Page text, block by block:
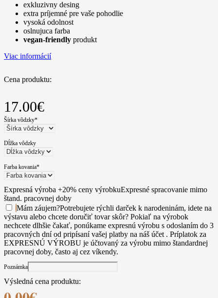
exkluzivny desing
extra príjemné pre vaše pohodlie
vysoká odolnost
oslnujuca farba
vegan-friendly produkt
Viac informácií
Cena produktu:
17.00€
Šírka vôdzky*
Dĺžka vôdzky
Farba kovania*
Expresná výroba +20% ceny výrobkuExpresné spracovanie mimo
štand. pracovnej doby
Mám záujem?Potrebujete rýchli darček k narodeninám, idete na
výstavu alebo chcete doručiť tovar skôr? Pokiaľ na výrobok
nechcete dlhšie čakať, ponúkame expresnú výrobu s odoslaním do 3
pracovných dní od pripísaní vašej platby na náš účet . Príplatok za
EXPRESNÚ VÝROBU je účtovaný za výrobu mimo štandardnej
pracovnej doby, často aj cez víkendy.
Poznámka
Výsledná cena produktu: